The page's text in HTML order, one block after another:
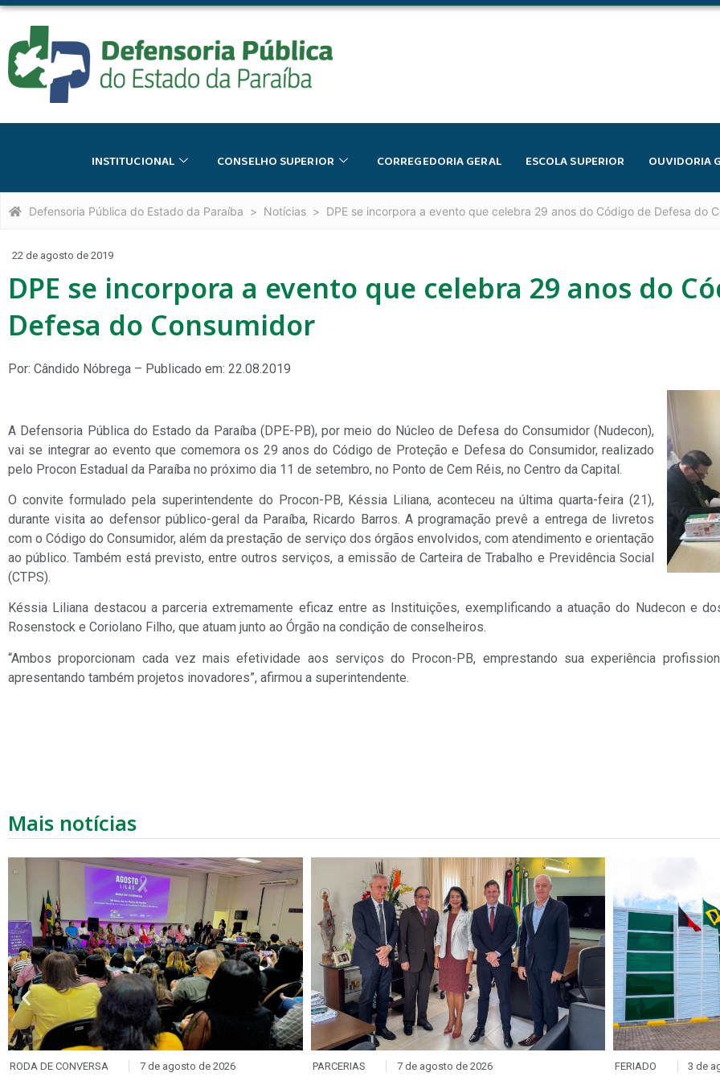
INSTITUCIONAL CONSELHO SUPERIOR CORREGEDORIA GERAL ESCOLA SUPERIOR OUVIDORIA
Defensoria Pública do Estado da Paraíba Notícias DPE se incorpora a evento que celebra 29 anos do Código de Defesa do
22 de agosto de 2019
DPE se incorpora a evento que celebra 29 anos do
Defesa do Consumidor
Por: Cândido Nóbrega – Publicado em: 22.08.2019
A Defensoria Pública do Estado da Paraíba (DPE-PB), por meio do Núcleo de Defesa do Consumidor (Nudecon),
vai se integrar ao evento que comemora os 29 anos do Código de Proteção e Defesa do Consumidor, realizado
pelo Procon Estadual da Paraíba no próximo dia 11 de setembro, no Ponto de Cem Réis, no Centro da Capital.
O convite formulado pela superintendente do Procon-PB, Késsia Liliana, aconteceu na última quarta-feira (21),
durante visita ao defensor público-geral da Paraíba, Ricardo Barros. A programação prevê a entrega de livretos
com o Código do Consumidor, além da prestação de serviço dos órgãos envolvidos, com atendimento e orientação
ao público. Também está previsto, entre outros serviços, a emissão de Carteira de Trabalho e Previdência Social
(CTPS).
Késsia Liliana destacou a parceria extremamente eficaz entre as Instituições, exemplificando a atuação do Nudecon e
Rosenstock e Coriolano Filho, que atuam junto ao Órgão na condição de conselheiros.
“Ambos proporcionam cada vez mais efetividade aos serviços do Procon-PB, emprestando sua experiência
apresentando também projetos inovadores”, afirmou a superintendente.
Mais notícias
RODA DE CONVERSA 7 de agosto de 2026 PARCERIAS 7 de agosto de 2026 FERIADO 3 de